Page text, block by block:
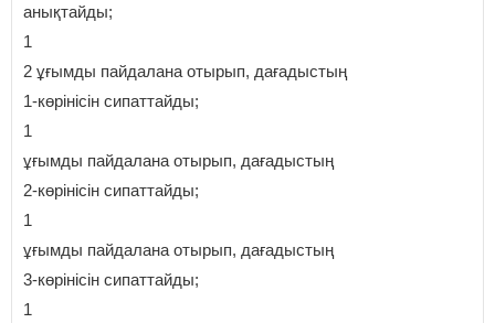
анықтайды;
1
2 ұғымды пайдалана отырып, дағадыстың
1-көрінісін сипаттайды;
1
ұғымды пайдалана отырып, дағадыстың
2-көрінісін сипаттайды;
1
ұғымды пайдалана отырып, дағадыстың
3-көрінісін сипаттайды;
1